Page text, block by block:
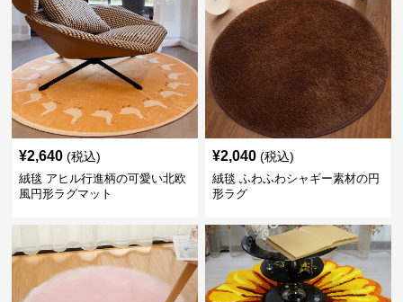
¥2,640 (税込)
絨毯 アヒル行進柄の可愛い北欧
風円形ラグマット
¥2,040 (税込)
絨毯 ふわふわシャギー素材の円
形ラグ